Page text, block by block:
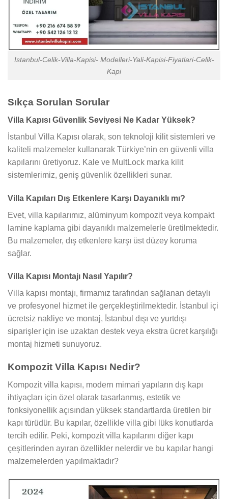
Istanbul-Celik-Villa-Kapisi- Modelleri-Yali-Kapisi-Fiyatlari-Celik-
Kapi
Sıkça Sorulan Sorular
Villa Kapısı Güvenlik Seviyesi Ne Kadar Yüksek?
İstanbul Villa Kapısı olarak, son teknoloji kilit sistemleri ve
kaliteli malzemeler kullanarak Türkiye’nin en güvenli villa
kapılarını üretiyoruz. Kale ve MultLock marka kilit
sistemlerimiz, geniş güvenlik özellikleri sunar.
Villa Kapıları Dış Etkenlere Karşı Dayanıklı mı?
Evet, villa kapılarımız, alüminyum kompozit veya kompakt
lamine kaplama gibi dayanıklı malzemelerle üretilmektedir.
Bu malzemeler, dış etkenlere karşı üst düzey koruma
sağlar.
Villa Kapısı Montajı Nasıl Yapılır?
Villa kapısı montajı, firmamız tarafından sağlanan detaylı
ve profesyonel hizmet ile gerçekleştirilmektedir. İstanbul içi
ücretsiz nakliye ve montaj, İstanbul dışı ve yurtdışı
siparişler için ise uzaktan destek veya ekstra ücret karşılığı
montaj hizmeti sunuyoruz.
Kompozit Villa Kapısı Nedir?
Kompozit villa kapısı, modern mimari yapıların dış kapı
ihtiyaçları için özel olarak tasarlanmış, estetik ve
fonksiyonellik açısından yüksek standartlarda üretilen bir
kapı türüdür. Bu kapılar, özellikle villa gibi lüks konutlarda
tercih edilir. Peki, kompozit villa kapılarını diğer kapı
çeşitlerinden ayıran özellikler nelerdir ve bu kapılar hangi
malzemelerden yapılmaktadır?